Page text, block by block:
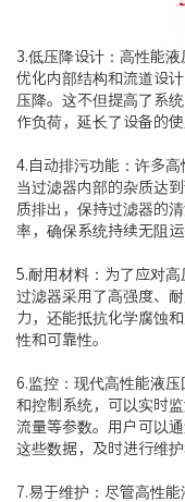
3.低压降设计：高性能
优化内部结构和流道设
压降。这不但提高了系
作负荷，延长了设备的使
4.自动排污功能：许多高
当过滤器内部的杂质达
质排出，保持过滤器的
率，确保系统持续无阻运
5.耐用材料：为了应对
过滤器采用了高强度、
力，还能抵抗化学腐蚀
性和可靠性。
6.监控：现代高性能液
和控制系统，可以实时
流量等参数。用户可以
这些数据，及时进行维护
7.易于维护：尽管高性